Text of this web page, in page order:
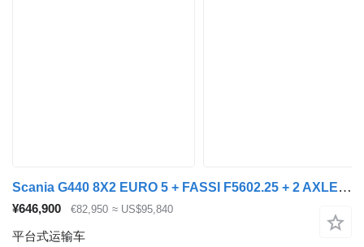
Scania G440 8X2 EURO 5 + FASSI F5602.25 + 2 AXLE TRAILER
¥646,900 €82,950 ≈ US$95,840
平台式运输车